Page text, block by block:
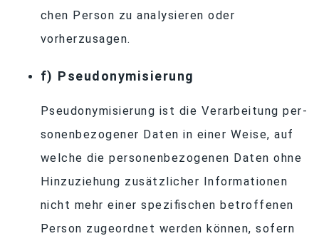
chen Per­son zu ana­ly­sie­ren oder
vorherzusagen.
f) Pseud­ony­mi­sie­rung
Pseud­ony­mi­sie­rung ist die Ver­ar­bei­tung per­
so­nen­be­zo­ge­ner Da­ten in ei­ner Weise, auf
wel­che die per­so­nen­be­zo­ge­nen Da­ten ohne
Hin­zu­zie­hung zu­sätz­li­cher In­for­ma­tio­nen
nicht mehr ei­ner spe­zi­fi­schen be­trof­fe­nen
Per­son zu­ge­ord­net wer­den kön­nen, so­fern